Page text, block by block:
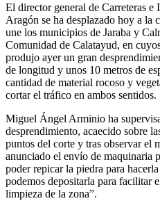
El director general de Carreteras
Aragón se ha desplazado hoy a la
une los municipios de Jaraba y
Comunidad de Calatayud, en
produjo ayer un gran
de longitud y unos 10 metros de
cantidad de material rocoso y
cortar el tráfico en ambos sentidos.
Miguel Ángel Arminio ha
desprendimiento, acaecido sobre
puntos del corte y tras observar el
anunciado el envío de maquinaria
poder repicar la piedra para
podemos depositarla para facilitar
limpieza de la zona”.